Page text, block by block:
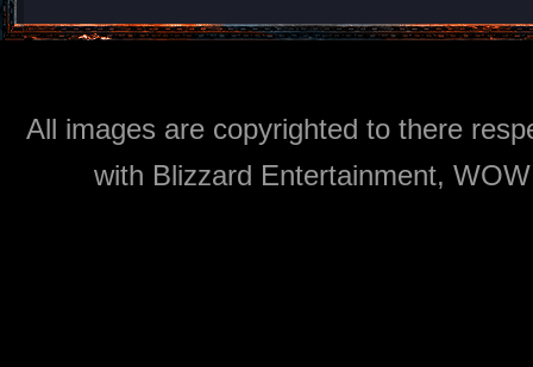
All images are copyrighted to there
with Blizzard Entertainment,